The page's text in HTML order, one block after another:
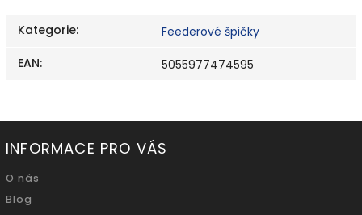
Kategorie:
Feederové špičky
EAN: 5055977474595
INFORMACE PRO VÁS
O nás
Blog